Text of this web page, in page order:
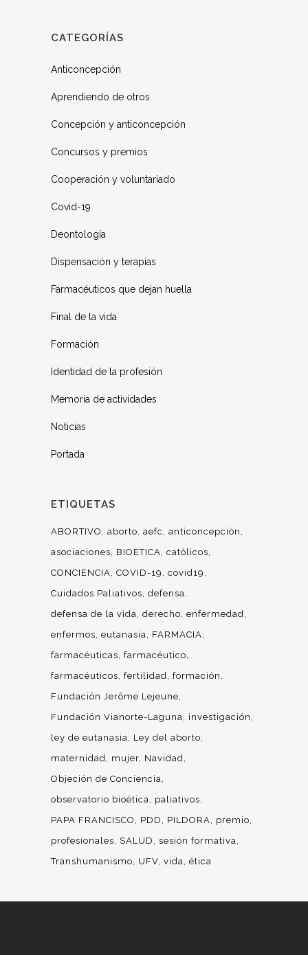
CATEGORÍAS
Anticoncepción
Aprendiendo de otros
Concepción y anticoncepción
Concursos y premios
Cooperación y voluntariado
Covid-19
Deontología
Dispensación y terapias
Farmacéuticos que dejan huella
Final de la vida
Formación
Identidad de la profesión
Memoria de actividades
Noticias
Portada
ETIQUETAS
ABORTIVO aborto aefc
anticoncepción
asociaciones
BIOETICA católicos
CONCIENCIA COVID-19
covid19
Cuidados Paliativos defensa
defensa de la vida derecho enfermedad
enfermos eutanasia
FARMACIA
farmacéuticas farmacéutico
farmacéuticos fertilidad formación
Fundación Jerôme Lejeune
Fundación Vianorte-Laguna
investigación
ley de eutanasia
Ley del aborto
maternidad
mujer Navidad
Objeción de Conciencia
observatorio bioética
paliativos
PAPA FRANCISCO
PDD PILDORA
premio
profesionales
SALUD
sesión formativa
Transhumanismo
UFV vida ética